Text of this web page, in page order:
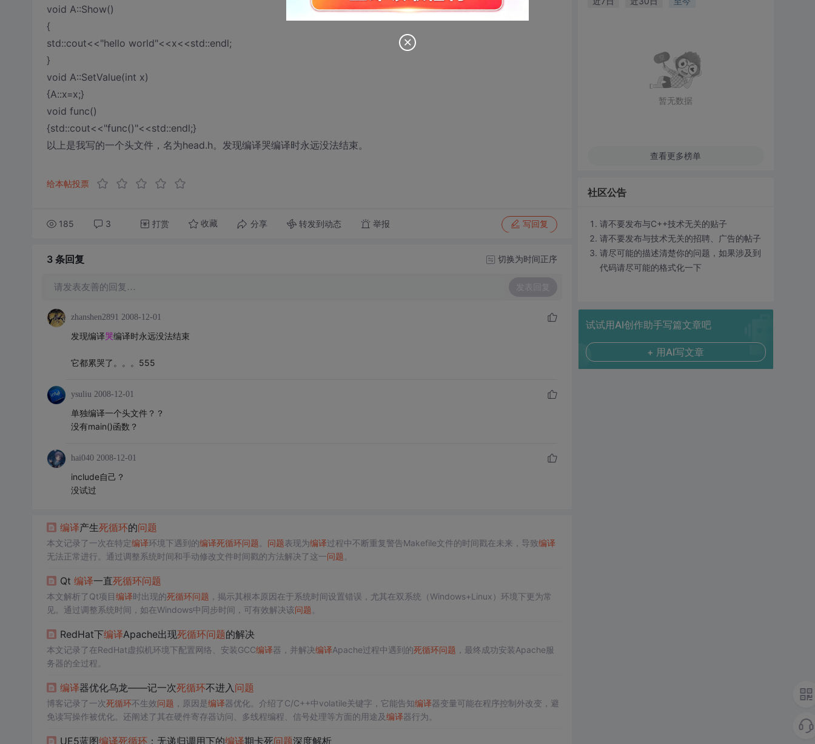
void A::Show()
{
std::cout<<"hello world"<<x<<std::endl;
}
void A::SetValue(int x)
{A::x=x;}
void func()
{std::cout<<"func()"<<std::endl;}
以上是我写的一个头文件，名为head.h。发现编译哭编译时永远没法结束。
给本帖投票
185 3 打赏 收藏 分享 转发到动态 举报 写回复
3 条回复 切换为时间正序
请发表友善的回复… 发表回复
zhanshen2891 2008-12-01
发现编译哭编译时永远没法结束
它都累哭了。。。555
ysuliu 2008-12-01
单独编译一个头文件？？
没有main()函数？
hai040 2008-12-01
include自己？
没试过
编译产生死循环的问题
本文记录了一次在特定编译环境下遇到的编译死循环问题 问题表现为编译过程中不断重复警告Makefile文件的时间戳在未来，导致编译
无法正常进行。通过调整系统时间和手动修改文件时间戳的方法解决了这一问题
Qt 编译一直死循环问题
本文解析了Qt项目编译时出现的死循环问题 ，揭示其根本原因在于系统时间设置错误，尤其在双系统（Windows+Linux）环境下更为常
见。通过调整系统时间，如在Windows中同步时间，可有效解决该问题
RedHat下编译Apache出现死循环问题的解决
本文记录了在RedHat虚拟机环境下配置网络、安装GCC编译器，并解决编译Apache过程中遇到的死循环问题 ，最终成功安装Apache服
务器的全过程。
编译器优化乌龙——记一次死循环不进入 问题
博客记录了一次死循环不生效问题 ，原因是编译器优化。介绍了C/C++中volatile关键字，它能告知编译器变量可能在程序控制外改变，避
免读写操作被优化。还阐述了其在硬件寄存器访问、多线程编程、信号处理等方面的用途及编译器行为。
UE5蓝图编译死循环 ：无递归调用下的编译期卡死问题深度解析
暂无数据
查看更多榜单
社区公告
请不要发布与C++技术无关的贴子
请不要发布与技术无关的招聘、广告的帖子
请尽可能的描述清楚你的问题，如果涉及到
代码请尽可能的格式化一下
试试用AI创作助手写篇文章吧
+ 用AI写文章